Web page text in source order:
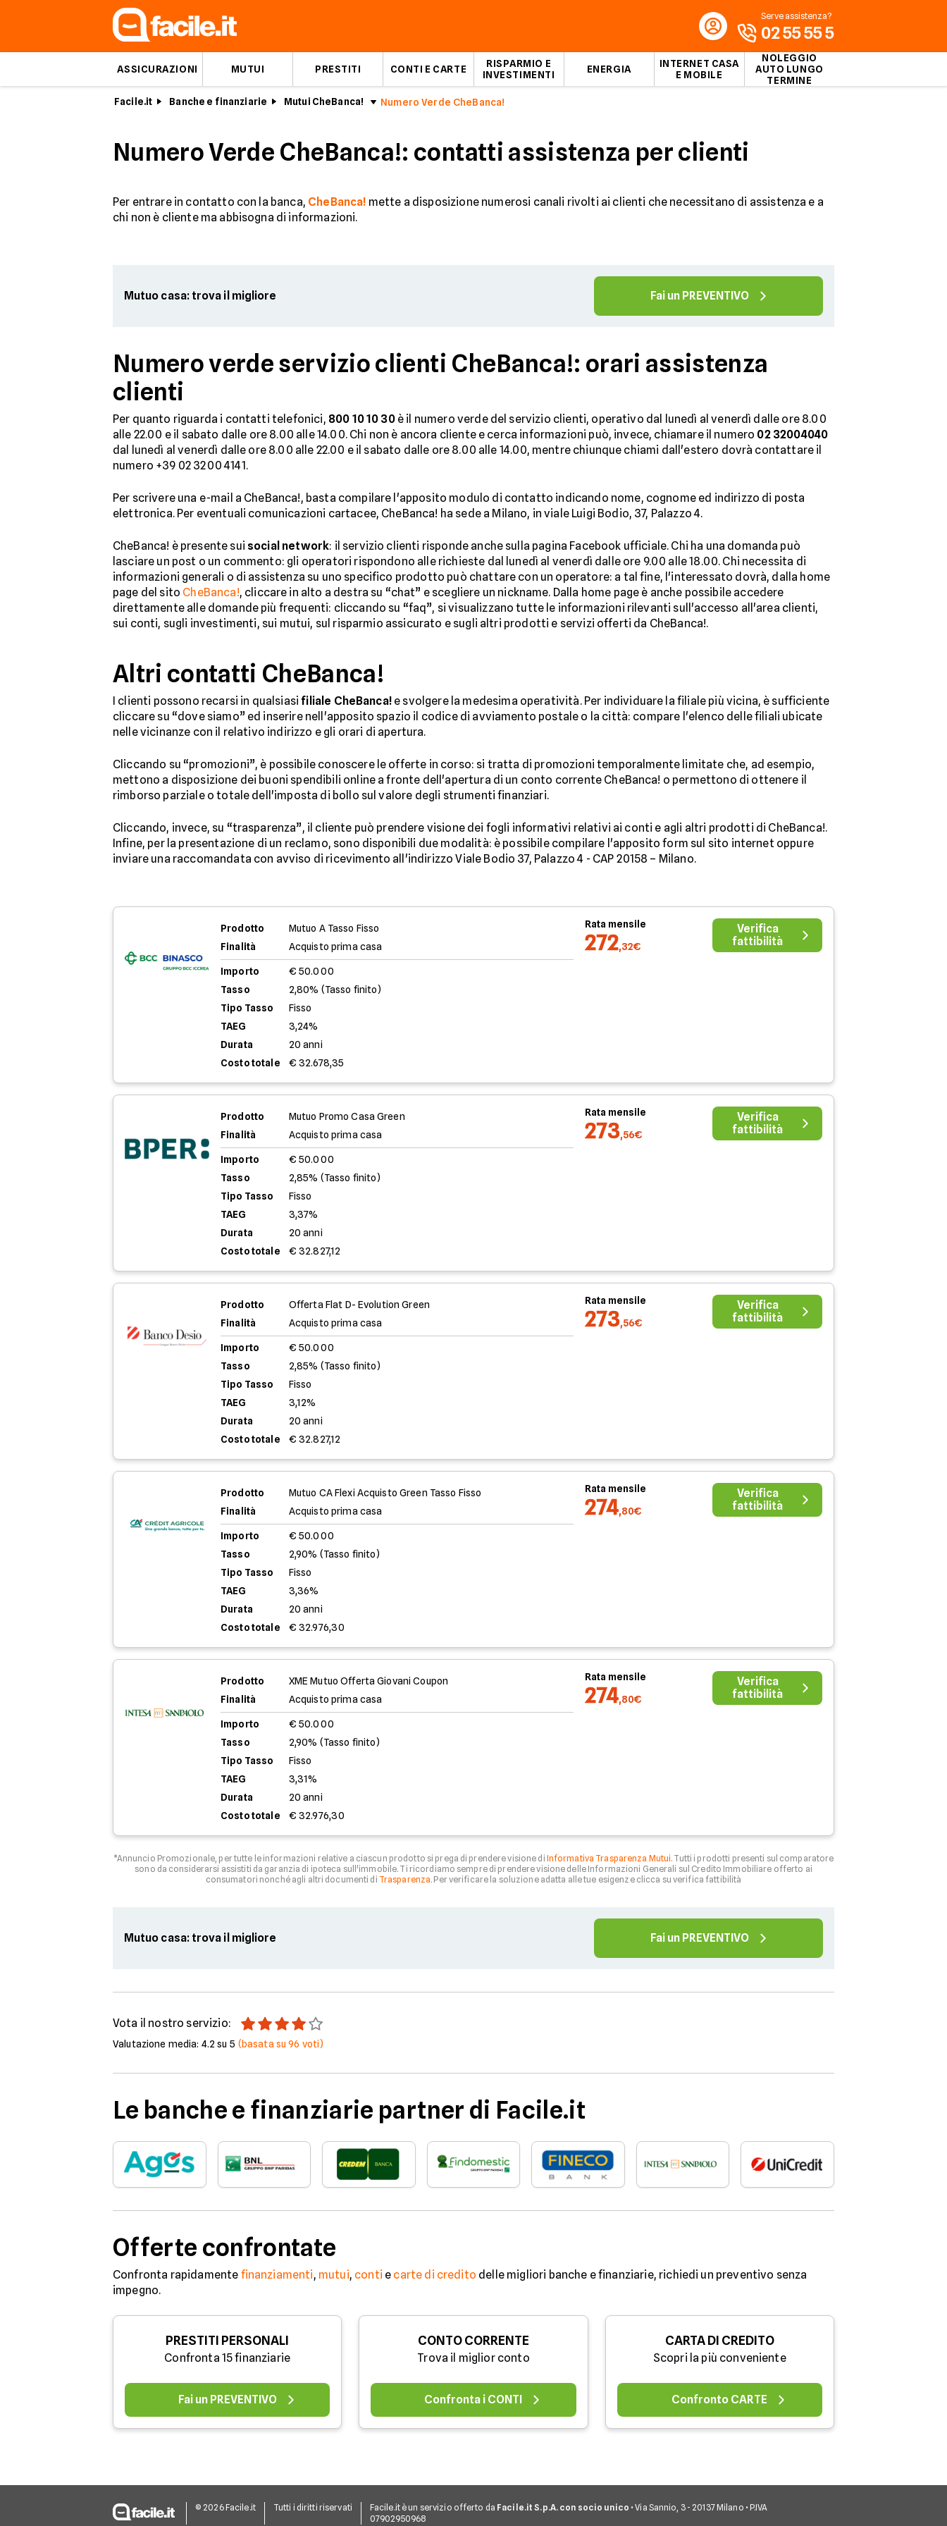
ASSICURAZIONI MUTUI PRESTITI CONTI E CARTE
RISPARMIO E
INVESTIMENTI
ENERGIA
INTERNET CASA
E MOBILE
NOLEGGIO
AUTO LUNGO
TERMINE
Serve assistenza?
02 55 55 5
Facile.it Banche e finanziarie Mutui CheBanca! Numero Verde CheBanca!
Numero Verde CheBanca!: contatti assistenza per clienti
Per entrare in contatto con la banca, CheBanca! mette a disposizione numerosi canali rivolti ai clienti che necessitano di assistenza e a
chi non è cliente ma abbisogna di informazioni.
Mutuo casa: trova il migliore Fai un PREVENTIVO
Numero verde servizio clienti CheBanca!: orari assistenza
clienti
Per quanto riguarda i contatti telefonici, 800 10 10 30è il numero verde del servizio clienti, operativo dal lunedì al venerdì dalle ore 8.00
alle 22.00 e il sabato dalle ore 8.00 alle 14.00. Chi non è ancora cliente e cerca informazioni può, invece, chiamare il numero 02 32004040
dal lunedì al venerdì dalle ore 8.00 alle 22.00 e il sabato dalle ore 8.00 alle 14.00, mentre chiunque chiami dall'estero dovrà contattare il
numero +39 02 3200 4141.
Per scrivere una e-mail a CheBanca!, basta compilare l'apposito modulo di contatto indicando nome, cognome ed indirizzo di posta
elettronica. Per eventuali comunicazioni cartacee, CheBanca! ha sede a Milano, in viale Luigi Bodio, 37, Palazzo 4.
CheBanca! è presente sui social network: il servizio clienti risponde anche sulla pagina Facebook ufficiale. Chi ha una domanda può
lasciare un post o un commento: gli operatori rispondono alle richieste dal lunedì al venerdì dalle ore 9.00 alle 18.00. Chi necessita di
informazioni generali o di assistenza su uno specifico prodotto può chattare con un operatore: a tal fine, l'interessato dovrà, dalla home
page del sito CheBanca!, cliccare in alto a destra su “chat” e scegliere un nickname. Dalla home page è anche possibile accedere
direttamente alle domande più frequenti: cliccando su “faq”, si visualizzano tutte le informazioni rilevanti sull'accesso all'area clienti,
sui conti, sugli investimenti, sui mutui, sul risparmio assicurato e sugli altri prodotti e servizi offerti da CheBanca!.
Altri contatti CheBanca!
I clienti possono recarsi in qualsiasifiliale CheBanca!e svolgere la medesima operatività. Per individuare la filiale più vicina, è sufficiente
cliccare su “dove siamo” ed inserire nell'apposito spazio il codice di avviamento postale o la città: compare l'elenco delle filiali ubicate
nelle vicinanze con il relativo indirizzo e gli orari di apertura.
Cliccando su “promozioni”, è possibile conoscere le offerte in corso: si tratta di promozioni temporalmente limitate che, ad esempio,
mettono a disposizione dei buoni spendibili online a fronte dell'apertura di un conto corrente CheBanca! o permettono di ottenere il
rimborso parziale o totale dell'imposta di bollo sul valore degli strumenti finanziari.
Cliccando, invece, su “trasparenza”, il cliente può prendere visione dei fogli informativi relativi ai conti e agli altri prodotti di CheBanca!.
Infine, per la presentazione di un reclamo, sono disponibili due modalità: è possibile compilare l'apposito form sul sito internet oppure
inviare una raccomandata con avviso di ricevimento all'indirizzo Viale Bodio 37, Palazzo 4 - CAP 20158 – Milano.
Prodotto
Mutuo A Tasso Fisso
Finalità
Acquisto prima casa
Importo
€ 50.000
Tasso
2,80% (Tasso finito)
Tipo Tasso
Fisso
TAEG
3,24%
Durata
20 anni
Costo totale
€ 32.678,35
Rata mensile
272,32€
Verifica
fattibilità
Prodotto
Mutuo Promo Casa Green
Finalità
Acquisto prima casa
Importo
€ 50.000
Tasso
2,85% (Tasso finito)
Tipo Tasso
Fisso
TAEG
3,37%
Durata
20 anni
Costo totale
€ 32.827,12
Rata mensile
273,56€
Verifica
fattibilità
Prodotto
Offerta Flat D- Evolution Green
Finalità
Acquisto prima casa
Importo
€ 50.000
Tasso
2,85% (Tasso finito)
Tipo Tasso
Fisso
TAEG
3,12%
Durata
20 anni
Costo totale
€ 32.827,12
Rata mensile
273,56€
Verifica
fattibilità
Prodotto
Mutuo CA Flexi Acquisto Green Tasso Fisso
Finalità
Acquisto prima casa
Importo
€ 50.000
Tasso
2,90% (Tasso finito)
Tipo Tasso
Fisso
TAEG
3,36%
Durata
20 anni
Costo totale
€ 32.976,30
Rata mensile
274,80€
Verifica
fattibilità
Prodotto
XME Mutuo Offerta Giovani Coupon
Finalità
Acquisto prima casa
Importo
€ 50.000
Tasso
2,90% (Tasso finito)
Tipo Tasso
Fisso
TAEG
3,31%
Durata
20 anni
Costo totale
€ 32.976,30
Rata mensile
274,80€
Verifica
fattibilità
*Annuncio Promozionale, per tutte le informazioni relative a ciascun prodotto si prega di prendere visione di Informativa Trasparenza Mutui. Tutti i prodotti presenti sul comparatore
sono da considerarsi assistiti da garanzia di ipoteca sull'immobile. Ti ricordiamo sempre di prendere visione delle Informazioni Generali sul Credito Immobiliare offerto ai
consumatori nonché agli altri documenti di Trasparenza. Per verificare la soluzione adatta alle tue esigenze clicca su verifica fattibilità
Mutuo casa: trova il migliore Fai un PREVENTIVO
Vota il nostro servizio:
Valutazione media: 4.2 su 5 (basata su96 voti)
Le banche e finanziarie partner di Facile.it
Offerte confrontate
Confronta rapidamente finanziamenti, mutui, conti e carte di credito delle migliori banche e finanziarie, richiedi un preventivo senza
impegno.
PRESTITI PERSONALI
Confronta 15 finanziarie
Fai un PREVENTIVO
CONTO CORRENTE
Trova il miglior conto
Confronta i CONTI
CARTA DI CREDITO
Scopri la più conveniente
Confronto CARTE
© 2026 Facile.it Tutti i diritti riservati Facile.it è un servizio offerto da Facile.it S.p.A. con socio unico • Via Sannio, 3 - 20137 Milano • P.IVA
07902950968